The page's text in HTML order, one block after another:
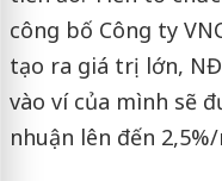
công bố Công ty
tạo ra giá trị lớn,
vào ví của mình sẽ
nhuận lên đến 2,5%/